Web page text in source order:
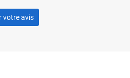
votre avis